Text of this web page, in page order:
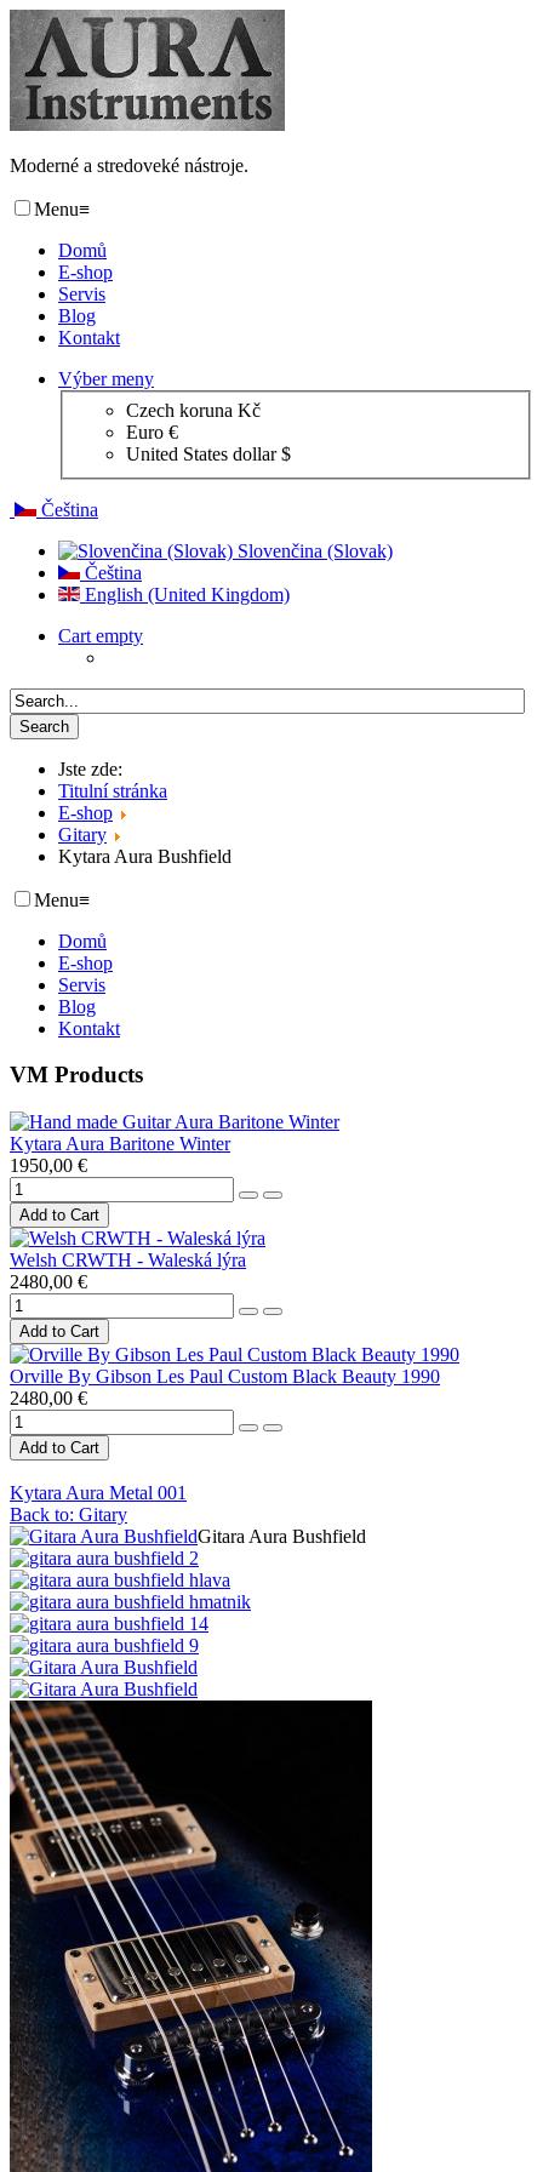
Moderné a stredoveké nástroje.
Menu≡
Domů
E-shop
Servis
Blog
Kontakt
Výber meny
Czech koruna Kč
Euro €
United States dollar $
Čeština
Slovenčina (Slovak)
Čeština
English (United Kingdom)
Cart empty
Jste zde:
Titulní stránka
E-shop
Gitary
Kytara Aura Bushfield
Menu≡
Domů
E-shop
Servis
Blog
Kontakt
VM Products
Kytara Aura Baritone Winter
1950,00 €
Welsh CRWTH - Waleská lýra
2480,00 €
Orville By Gibson Les Paul Custom Black Beauty 1990
2480,00 €
Kytara Aura Metal 001
Back to: Gitary
Gitara Aura Bushfield